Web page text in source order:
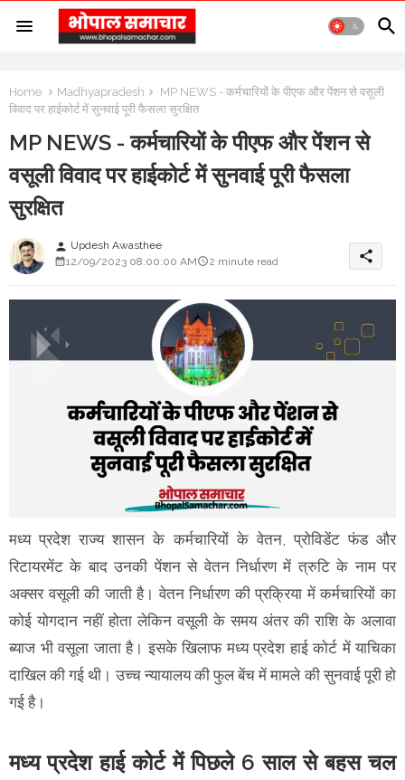
Home Madhyapradesh
MP NEWS - कर्मचारियों के पीएफ और पेंशन से वसूली
विवाद पर हाईकोर्ट में सुनवाई पूरी फैसला सुरक्षित
MP NEWS - कर्मचारियों के पीएफ और पेंशन से
वसूली विवाद पर हाईकोर्ट में सुनवाई पूरी फैसला
सुरक्षित
person Updesh Awasthee
12/09/2023 08:00:00 AM
2 minute read share
मध्य प्रदेश राज्य शासन के कर्मचारियों के वेतन, प्रोविडेंट फंड और
रिटायरमेंट के बाद उनकी पेंशन से वेतन निर्धारण में त्रुटि के नाम पर
अक्सर वसूली की जाती है। वेतन निर्धारण की प्रक्रिया में कर्मचारियों का
कोई योगदान नहीं होता लेकिन वसूली के समय अंतर की राशि के अलावा
ब्याज भी वसूला जाता है। इसके खिलाफ मध्य प्रदेश हाई कोर्ट में याचिका
दाखिल की गई थी। उच्च न्यायालय की फुल बेंच में मामले की सुनवाई पूरी हो
गई है।
मध्य प्रदेश हाई कोर्ट में पिछले 6 साल से बहस चल